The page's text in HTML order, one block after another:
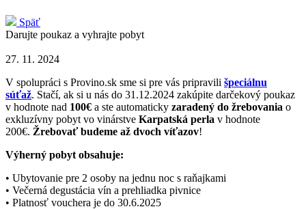
Späť
Darujte poukaz a vyhrajte pobyt
27. 11. 2024
V spolupráci s Provino.sk sme si pre vás pripravili špeciálnu
súťaž. Stačí, ak si u nás do 31.12.2024 zakúpite darčekový poukaz
v hodnote nad 100€ a ste automaticky zaradený do žrebovania o
exkluzívny pobyt vo vinárstve Karpatská perla v hodnote
200€. Žrebovať budeme až dvoch víťazov!
Výherný pobyt obsahuje:
• Ubytovanie pre 2 osoby na jednu noc s raňajkami
• Večerná degustácia vín a prehliadka pivnice
• Platnosť vouchera je do 30.6.2025